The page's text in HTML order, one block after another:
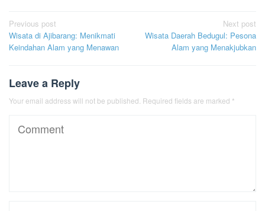
Post
navigation
Previous post
Wisata di Ajibarang: Menikmati
Keindahan Alam yang Menawan
Next post
Wisata Daerah Bedugul: Pesona
Alam yang Menakjubkan
Leave a Reply
Your email address will not be published. Required fields are marked *